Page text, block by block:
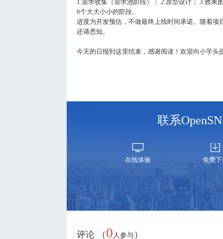
1.需求收集（需求池阶段）； 2.原型设计； 3.效果
8个大大小小的阶段。
进度为开发预估，不做最终上线时间承诺。随着
还请悉知。
今天的日报到这里结束，感谢阅读！欢迎向小芋头
联系
在线体验 免费
评论 （ 0 人参与 ）